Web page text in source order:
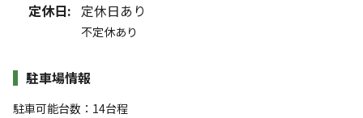
定休日: 定休日あり
不定休あり
駐車場情報
駐車可能台数：14台程